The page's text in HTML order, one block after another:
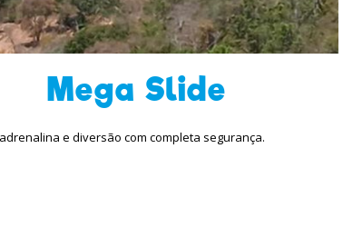
Mega Slide
e diversão com completa segurança.